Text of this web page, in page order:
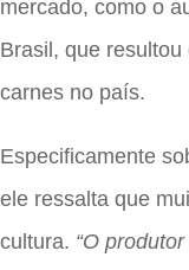
mercado, como o
Brasil, que
carnes no país.
Especificamente
ele ressalta que
cultura. “O